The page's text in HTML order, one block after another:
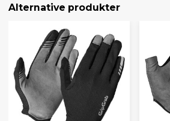
Alternative produkter